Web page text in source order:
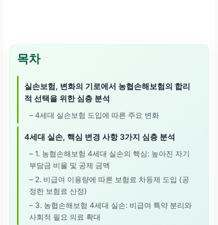
목차
실손보험, 변화의 기로에서 농협손해보험의 합리
적 선택을 위한 심층 분석
– 4세대 실손보험 도입에 따른 주요 변화
4세대 실손, 핵심 변경 사항 3가지 심층 분석
– 1. 농협손해보험 4세대 실손의 핵심: 높아진 자기
부담금 비율 및 공제 금액
– 2. 비급여 이용량에 따른 보험료 차등제 도입 (공
정한 보험료 산정)
– 3. 농협손해보험 4세대 실손: 비급여 특약 분리와
사회적 필요 의료 확대